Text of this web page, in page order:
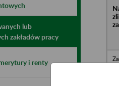
lub
zakładów pracy
i renty